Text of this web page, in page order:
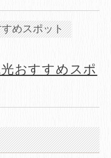
めスポット
おすすめスポ